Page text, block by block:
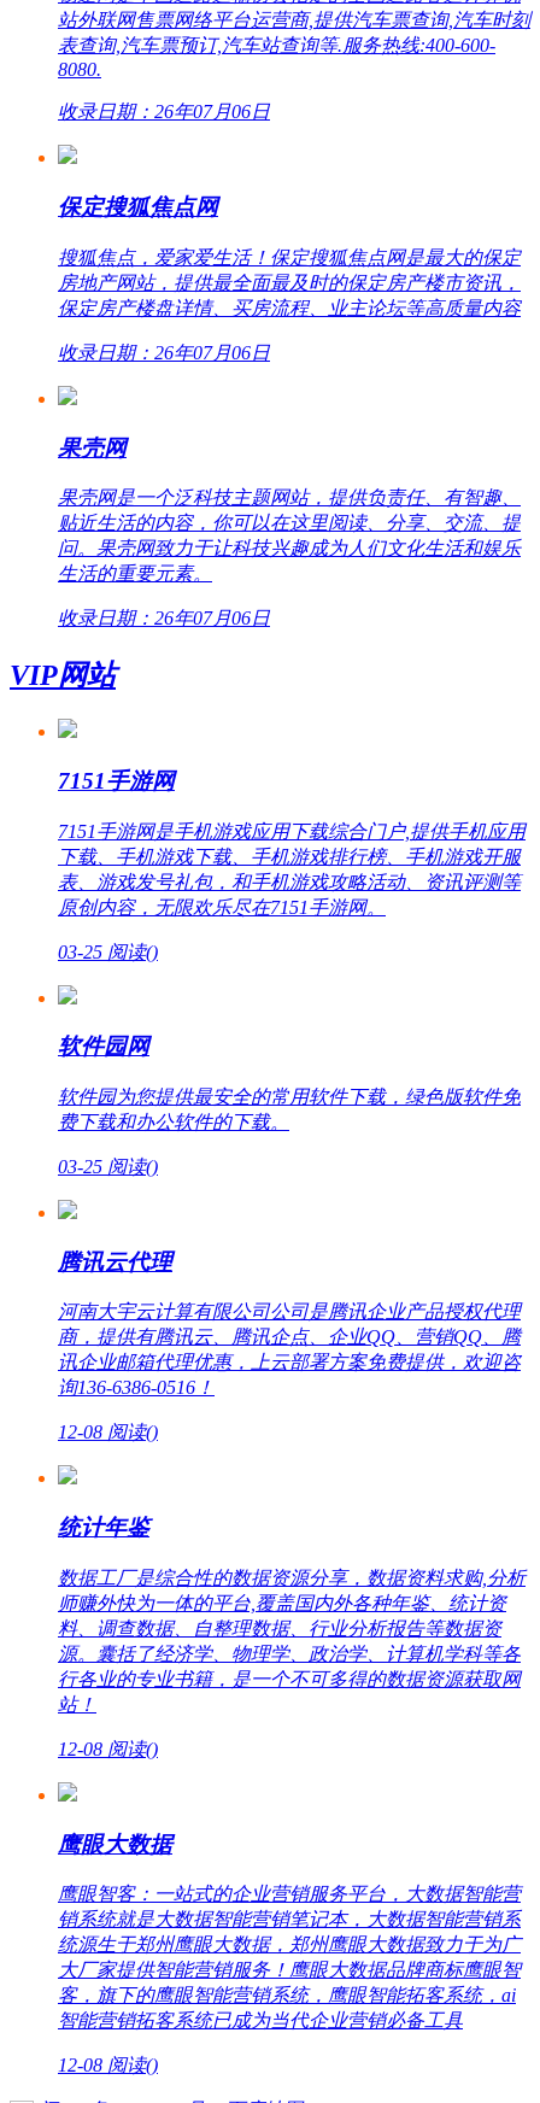
站外联网售票网络平台运营商,提供汽车票查询,汽车时刻
表查询,汽车票预订,汽车站查询等.服务热线:400-600-
8080.
收录日期：26年07月06日
保定搜狐焦点网
搜狐焦点，爱家爱生活！保定搜狐焦点网是最大的保定
房地产网站，提供最全面最及时的保定房产楼市资讯，
保定房产楼盘详情、买房流程、业主论坛等高质量内容
收录日期：26年07月06日
果壳网
果壳网是一个泛科技主题网站，提供负责任、有智趣、
贴近生活的内容，你可以在这里阅读、分享、交流、提
问。果壳网致力于让科技兴趣成为人们文化生活和娱乐
生活的重要元素。
收录日期：26年07月06日
VIP网站
7151手游网
7151手游网是手机游戏应用下载综合门户,提供手机应用
下载、手机游戏下载、手机游戏排行榜、手机游戏开服
表、游戏发号礼包，和手机游戏攻略活动、资讯评测等
原创内容，无限欢乐尽在7151手游网。
03-25 阅读()
软件园网
软件园为您提供最安全的常用软件下载，绿色版软件免
费下载和办公软件的下载。
03-25 阅读()
腾讯云代理
河南大宇云计算有限公司公司是腾讯企业产品授权代理
商，提供有腾讯云、腾讯企点、企业QQ、营销QQ、腾
讯企业邮箱代理优惠，上云部署方案免费提供，欢迎咨
询136-6386-0516！
12-08 阅读()
统计年鉴
数据工厂是综合性的数据资源分享，数据资料求购,分析
师赚外快为一体的平台,覆盖国内外各种年鉴、统计资
料、调查数据、自整理数据、行业分析报告等数据资
源。囊括了经济学、物理学、政治学、计算机学科等各
行各业的专业书籍，是一个不可多得的数据资源获取网
站！
12-08 阅读()
鹰眼大数据
鹰眼智客：一站式的企业营销服务平台，大数据智能营
销系统就是大数据智能营销笔记本，大数据智能营销系
统源生于郑州鹰眼大数据，郑州鹰眼大数据致力于为广
大厂家提供智能营销服务！鹰眼大数据品牌商标鹰眼智
客，旗下的鹰眼智能营销系统，鹰眼智能拓客系统，ai
智能营销拓客系统已成为当代企业营销必备工具
12-08 阅读()